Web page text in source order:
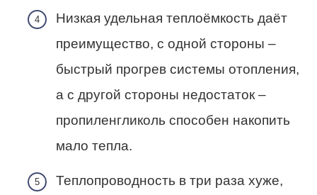
Низкая удельная теплоёмкость даёт
преимущество, с одной стороны –
быстрый прогрев системы отопления,
а с другой стороны недостаток –
пропиленгликоль способен накопить
мало тепла.
Теплопроводность в три раза хуже,